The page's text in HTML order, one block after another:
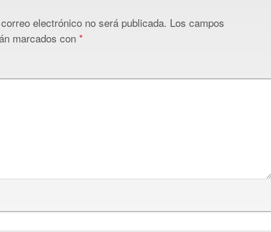
electrónico no será publicada. Los campos
marcados con *